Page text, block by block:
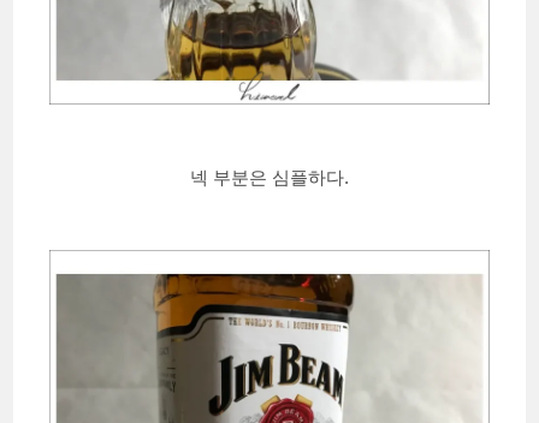
넥 부분은 심플하다.